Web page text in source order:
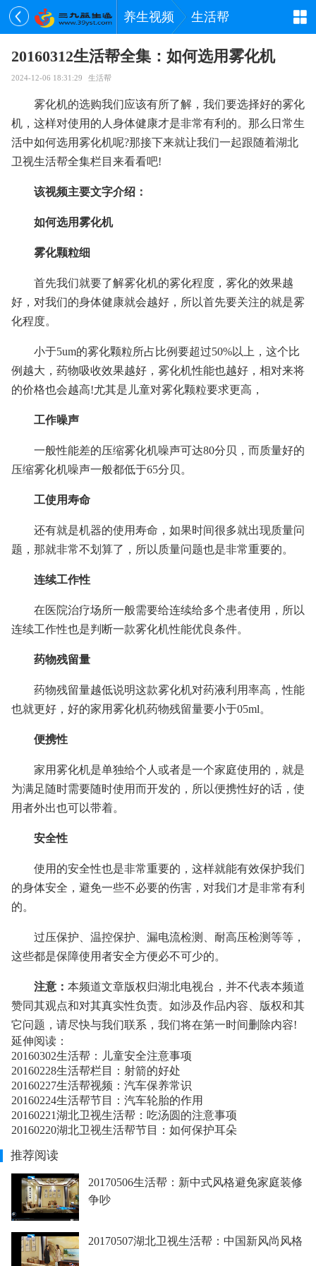
养生视频 生活帮
20160312生活帮全集：如何选用雾化机
2024-12-06 18:31:29 生活帮
雾化机的选购我们应该有所了解，我们要选择好的雾化
机，这样对使用的人身体健康才是非常有利的。那么日常生
活中如何选用雾化机呢?那接下来就让我们一起跟随着湖北
卫视生活帮全集栏目来看看吧!
该视频主要文字介绍：
如何选用雾化机
雾化颗粒细
首先我们就要了解雾化机的雾化程度，雾化的效果越
好，对我们的身体健康就会越好，所以首先要关注的就是雾
化程度。
小于5um的雾化颗粒所占比例要超过50%以上，这个比
例越大，药物吸收效果越好，雾化机性能也越好，相对来将
的价格也会越高!尤其是儿童对雾化颗粒要求更高，
工作噪声
一般性能差的压缩雾化机噪声可达80分贝，而质量好的
压缩雾化机噪声一般都低于65分贝。
工使用寿命
还有就是机器的使用寿命，如果时间很多就出现质量问
题，那就非常不划算了，所以质量问题也是非常重要的。
连续工作性
在医院治疗场所一般需要给连续给多个患者使用，所以
连续工作性也是判断一款雾化机性能优良条件。
药物残留量
药物残留量越低说明这款雾化机对药液利用率高，性能
也就更好，好的家用雾化机药物残留量要小于05ml。
便携性
家用雾化机是单独给个人或者是一个家庭使用的，就是
为满足随时需要随时使用而开发的，所以便携性好的话，使
用者外出也可以带着。
安全性
使用的安全性也是非常重要的，这样就能有效保护我们
的身体安全，避免一些不必要的伤害，对我们才是非常有利
的。
过压保护、温控保护、漏电流检测、耐高压检测等等，
这些都是保障使用者安全方便必不可少的。
注意： 本频道文章版权归湖北电视台，并不代表本频道
赞同其观点和对其真实性负责。如涉及作品内容、版权和其
它问题，请尽快与我们联系，我们将在第一时间删除内容!
延伸阅读：
20160302生活帮：儿童安全注意事项
20160228生活帮栏目：射箭的好处
20160227生活帮视频：汽车保养常识
20160224生活帮节目：汽车轮胎的作用
20160221湖北卫视生活帮：吃汤圆的注意事项
20160220湖北卫视生活帮节目：如何保护耳朵
推荐阅读
20170506生活帮：新中式风格避免家庭装修
争吵
20170507湖北卫视生活帮：中国新风尚风格